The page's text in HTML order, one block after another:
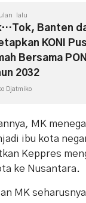
lalu
Banten
KONI
Bersama
2032
Djatmiko
MK
ibu kota
Keppres
ke Nusantara.
MK